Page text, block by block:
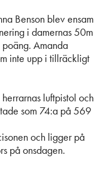
Benson blev ensam
i damernas 50m
Amanda
inte upp i tillräckligt
luftpistol och
som 74:a på 569
och ligger på
på onsdagen.